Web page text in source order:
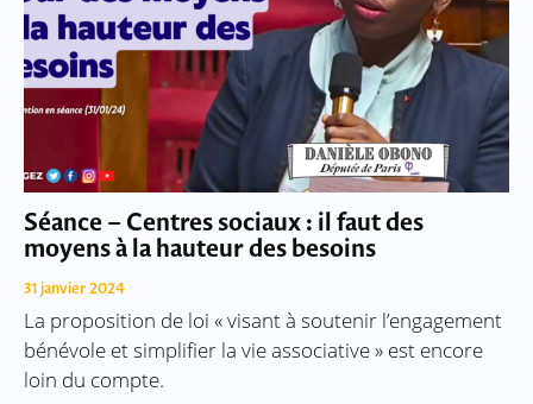
Séance – Centres sociaux : il faut des
moyens à la hauteur des besoins
31 janvier 2024
La proposition de loi « visant à soutenir l’engagement
bénévole et simplifier la vie associative » est encore
loin du compte.